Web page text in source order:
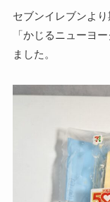
セブンイレブンよ
「かじるニューヨ
ました。